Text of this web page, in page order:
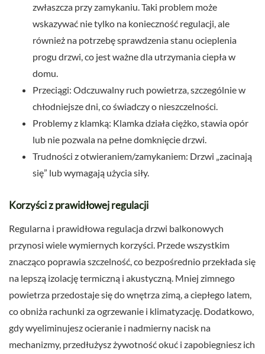
zwłaszcza przy zamykaniu. Taki problem może
wskazywać nie tylko na konieczność regulacji, ale
również na potrzebę sprawdzenia stanu ocieplenia
progu drzwi, co jest ważne dla utrzymania ciepła w
domu.
Przeciągi: Odczuwalny ruch powietrza, szczególnie w
chłodniejsze dni, co świadczy o nieszczelności.
Problemy z klamką: Klamka działa ciężko, stawia opór
lub nie pozwala na pełne domknięcie drzwi.
Trudności z otwieraniem/zamykaniem: Drzwi „zacinają
się” lub wymagają użycia siły.
Korzyści z prawidłowej regulacji
Regularna i prawidłowa regulacja drzwi balkonowych
przynosi wiele wymiernych korzyści. Przede wszystkim
znacząco poprawia szczelność, co bezpośrednio przekłada się
na lepszą izolację termiczną i akustyczną. Mniej zimnego
powietrza przedostaje się do wnętrza zimą, a ciepłego latem,
co obniża rachunki za ogrzewanie i klimatyzację. Dodatkowo,
gdy wyeliminujesz ocieranie i nadmierny nacisk na
mechanizmy, przedłużysz żywotność okuć i zapobiegniesz ich